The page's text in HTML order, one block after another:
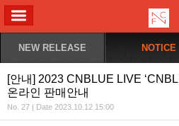
NEW RELEASE NOTICE
[안내] 2023 CNBLUE LIVE
온라인 판매안내
No. 27 | Date 2023.10.12 15:00